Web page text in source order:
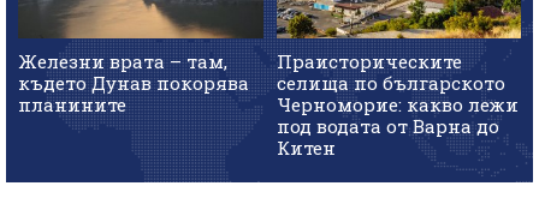
Железни врата – там,
където Дунав покорява
планините
Праисторическите
селища по българското
Черноморие: какво лежи
под водата от Варна до
Китен